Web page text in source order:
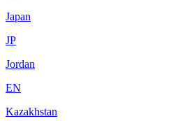
Japan
JP
Jordan
EN
Kazakhstan